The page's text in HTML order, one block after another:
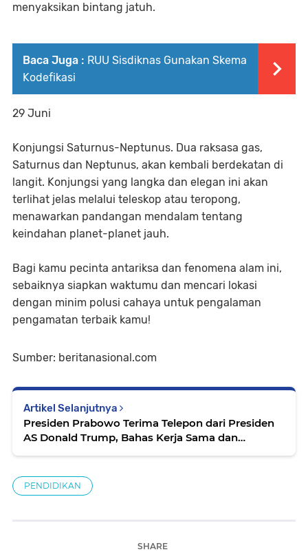
menyaksikan bintang jatuh.
Baca Juga : RUU Sisdiknas Gunakan Skema
Kodefikasi
29 Juni
Konjungsi Saturnus-Neptunus. Dua raksasa gas,
Saturnus dan Neptunus, akan kembali berdekatan di
langit. Konjungsi yang langka dan elegan ini akan
terlihat jelas melalui teleskop atau teropong,
menawarkan pandangan mendalam tentang
keindahan planet-planet jauh.
Bagi kamu pecinta antariksa dan fenomena alam ini,
sebaiknya siapkan waktumu dan mencari lokasi
dengan minim polusi cahaya untuk pengalaman
pengamatan terbaik kamu!
Sumber: beritanasional.com
Artikel Selanjutnya
Presiden Prabowo Terima Telepon dari Presiden
AS Donald Trump, Bahas Kerja Sama dan
PENDIDIKAN
SHARE